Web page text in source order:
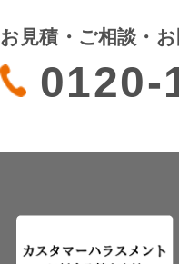
お見積・ご相談・
0120-